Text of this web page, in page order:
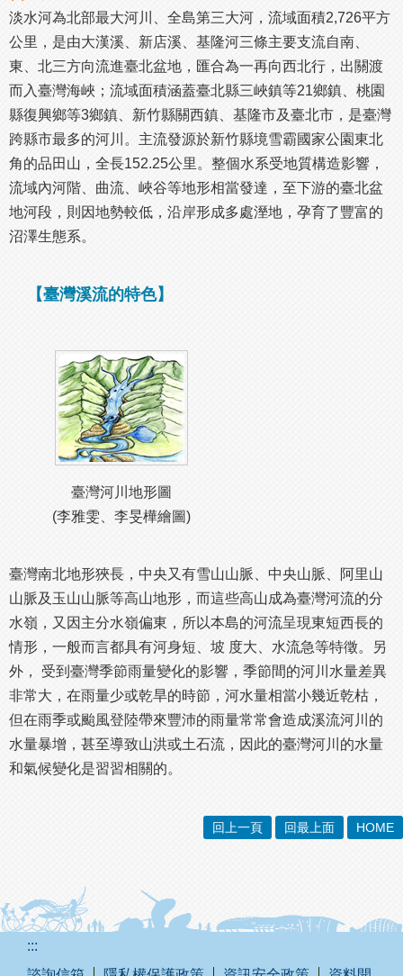
淡水河為北部最大河川、全島第三大河，流域面積2,726平方
公里，是由大漢溪、新店溪、基隆河三條主要支流自南、
東、北三方向流進臺北盆地，匯合為一再向西北行，出關渡
而入臺灣海峽；流域面積涵蓋臺北縣三峽鎮等21鄉鎮、桃園
縣復興鄉等3鄉鎮、新竹縣關西鎮、基隆市及臺北市，是臺灣
跨縣市最多的河川。主流發源於新竹縣境雪霸國家公園東北
角的品田山，全長152.25公里。整個水系受地質構造影響，
流域內河階、曲流、峽谷等地形相當發達，至下游的臺北盆
地河段，則因地勢較低，沿岸形成多處溼地，孕育了豐富的
沼澤生態系。
【臺灣溪流的特色】
臺灣河川地形圖
(李雅雯、李旻樺繪圖)
臺灣南北地形狹長，中央又有雪山山脈、中央山脈、阿里山
山脈及玉山山脈等高山地形，而這些高山成為臺灣河流的分
水嶺，又因主分水嶺偏東，所以本島的河流呈現東短西長的
情形，一般而言都具有河身短、坡 度大、水流急等特徵。另
外， 受到臺灣季節雨量變化的影響，季節間的河川水量差異
非常大，在雨量少或乾旱的時節，河水量相當小幾近乾枯，
但在雨季或颱風登陸帶來豐沛的雨量常常會造成溪流河川的
水量暴增，甚至導致山洪或土石流，因此的臺灣河川的水量
和氣候變化是習習相關的。
回上一頁 回最上面 HOME
:::